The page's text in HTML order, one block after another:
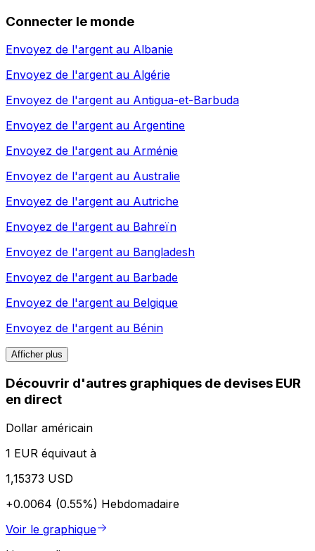
Connecter le monde
Envoyez de l'argent au Albanie
Envoyez de l'argent au Algérie
Envoyez de l'argent au Antigua-et-Barbuda
Envoyez de l'argent au Argentine
Envoyez de l'argent au Arménie
Envoyez de l'argent au Australie
Envoyez de l'argent au Autriche
Envoyez de l'argent au Bahreïn
Envoyez de l'argent au Bangladesh
Envoyez de l'argent au Barbade
Envoyez de l'argent au Belgique
Envoyez de l'argent au Bénin
Afficher plus
Découvrir d'autres graphiques de devises EUR
en direct
Dollar américain
1 EUR équivaut à
1,15373 USD
+0.0064 (0.55%) Hebdomadaire
Voir le graphique